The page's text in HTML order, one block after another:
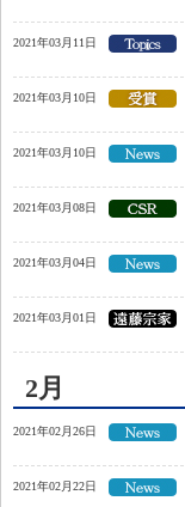
2021年03月11日
2021年03月10日
2021年03月10日
2021年03月08日
2021年03月04日
2021年03月01日
2月
2021年02月26日
2021年02月22日